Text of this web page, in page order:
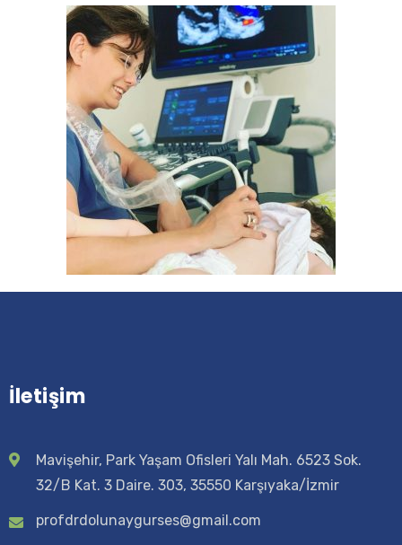
İletişim
Mavişehir, Park Yaşam Ofisleri Yalı Mah. 6523 Sok.
32/B Kat. 3 Daire. 303, 35550 Karşıyaka/İzmir
profdrdolunaygurses@gmail.com